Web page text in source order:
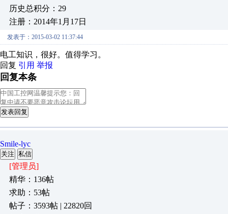
历史总积分：29
注册：2014年1月17日
发表于：2015-03-02 11:37:44
电工知识，很好。值得学习。
回复 引用 举报
回复本条
发表回复
Smile-lyc
关注 私信
[管理员]
精华：136帖
求助：53帖
帖子：3593帖 | 22820回